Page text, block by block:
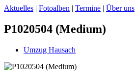
Aktuelles | Fotoalben | Termine | Über uns
P1020504 (Medium)
Umzug Hausach